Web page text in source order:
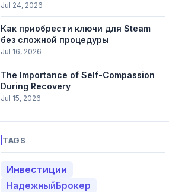
Jul 24, 2026
Как приобрести ключи для Steam
без сложной процедуры
Jul 16, 2026
The Importance of Self-Compassion
During Recovery
Jul 15, 2026
TAGS
Инвестиции
НадежныйБрокер